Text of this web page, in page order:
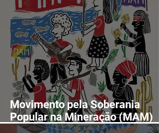
Movimento pela Soberania
Popular na Mineração (MAM)
realizará II Encontro Nacional